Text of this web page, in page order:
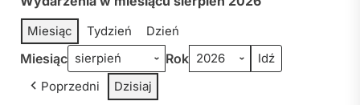
Miesiąc Tydzień Dzień
Miesiąc Rok
Poprzedni Dzisiaj